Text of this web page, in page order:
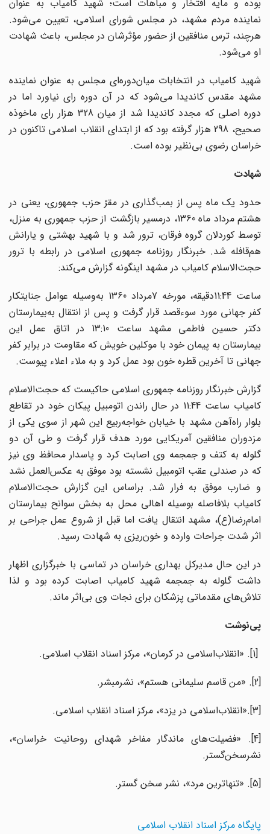
بوده و مایه افتخار و مباهات است؛ شهید کامیاب به عنوان
نماینده مردم مشهد، در مجلس شورای ‌اسلامی، تعیین می‌شود.
هرچند، ترس منافقین از حضور مؤثرشان در مجلس، باعث شهادت
او می‌شود.
شهید کامیاب در انتخابات میان‌دوره‌ای مجلس به عنوان نماینده
مشهد مقدس کاندیدا می‌شود که در آن دوره رای نیاورد اما در
دوره اصلی که مجدد کاندیدا شد از میان 328 هزار رای ماخوذه
صحیح، 298 هزار گرفته بود که از ابتدای انقلاب‌‌ اسلامی تاکنون در
خراسان‌ رضوی بی‌نظیر بوده است.
شهادت
حدود یک ‌ماه پس از بمب‌گذاری در مقرّ حزب‌ جمهوری، یعنی در
هشتم مرداد ماه 1360، درمسیر بازگشت از حزب‌ جمهوری به منزل،
توسط کوردلان گروه فرقان، ترور شد و با شهید بهشتی و یارانش
هم‌قافله شد. خبرنگار روزنامه جمهوری ‌اسلامی در رابطه با ترور
حجت‌الاسلام کامیاب در مشهد اینگونه گزارش می‌کند:
ساعت 11:44دقیقه، مورخه 7مرداد 1360 به‌‌وسیله عوامل جنایتکار
کفر جهانی مورد سوء‌قصد قرار گرفت و پس از انتقال به‌بیمارستان
دکتر حسین فاطمی مشهد ساعت 13:10 در اتاق عمل این
بیمارستان به‌ پیمان خود با موکلین خویش که مقاومت در برابر کفر
جهانی تا آخرین قطره خون بود عمل کرد و به ملاء اعلاء پیوست.
گزارش خبرنگار روزنامه جمهوری ‌اسلامی حاکیست که حجت‌الاسلام
کامیاب ساعت 11:44 در حال راندن اتومبیل پیکان خود در تقاطع
بلوار راه‌آهن مشهد با خیابان خواجه‌ربیع این شهر از سوی یکی از
مزدوران منافقین آمریکایی مورد هدف قرار گرفت و طی آن دو
گلوله به ‌کتف و جمجمه وی اصابت کرد و پاسدار محافظ وی نیز
که در صندلی عقب اتومبیل نشسته بود موفق به عکس‌العمل نشد
و ضارب موفق به ‌فرار شد. براساس این گزارش حجت‌الاسلام
کامیاب بلافاصله بوسیله اهالی محل به ‌بخش سوانح بیمارستان
امام‌رضا(ع)، مشهد انتقال یافت اما قبل از شروع عمل جراحی بر
اثر شدت جراحات وارده و خون‌ریزی به‌ شهادت رسید.
در این حال مدیرکل بهداری خراسان در تماسی با خبرگزاری اظهار
داشت گلوله به جمجمه شهید کامیاب اصابت کرده بود و لذا
تلاش‌های مقدماتی پزشکان برای نجات وی بی‌اثر ماند.
پی‌نوشت
[4]. «فضیلت‌های ماندگار مفاخر شهدای روحانیت خراسان»،
نشرسخن‌گستر.
پایگاه مرکز اسناد انقلاب اسلامی